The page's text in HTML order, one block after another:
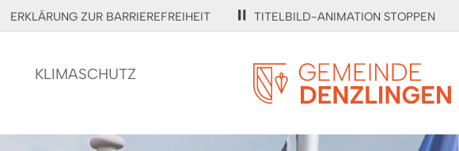
ERKLÄRUNG ZUR BARRIEREFREIHEIT TITELBILD-ANIMATION STOPPEN
KLIMASCHUTZ